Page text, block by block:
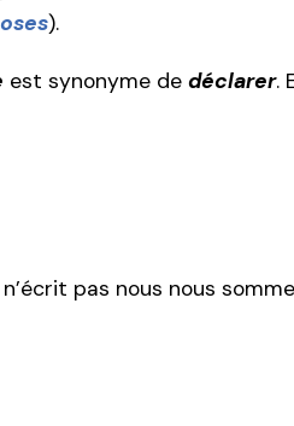
).
est synonyme de déclarer.
pas nous nous